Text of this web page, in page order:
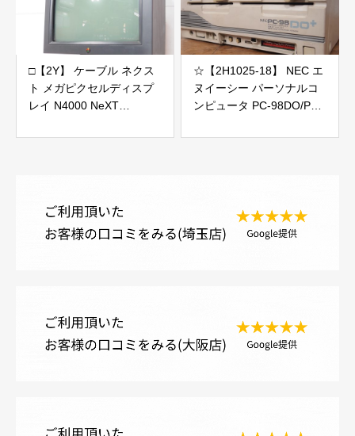
□【2Y】 ケーブル ネクス
ト メガピクセルディスプ
レイ N4000 NeXT
ク
☆【2H1025-18】 NEC エ
ヌイーシー パーソナルコ
ンピュータ PC-98DO/P